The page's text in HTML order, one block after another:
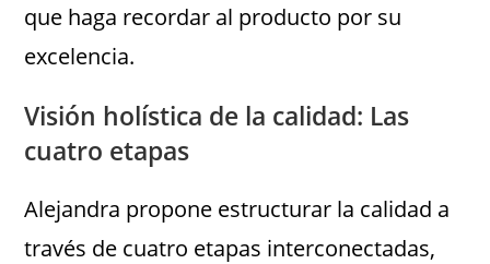
que haga recordar al producto por su
excelencia.
Visión holística de la calidad: Las
cuatro etapas
Alejandra propone estructurar la calidad a
través de cuatro etapas interconectadas,